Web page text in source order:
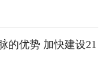
的优势 加快建设21